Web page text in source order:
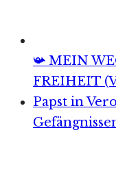
📯 MEIN
FREIHEIT
Papst in